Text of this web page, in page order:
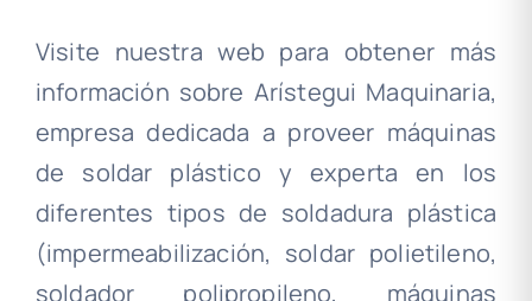
Visite nuestra web para obtener más
información sobre Arístegui Maquinaria,
empresa dedicada a proveer máquinas
de soldar plástico y experta en los
diferentes tipos de soldadura plástica
(impermeabilización, soldar polietileno,
soldador polipropileno, máquinas